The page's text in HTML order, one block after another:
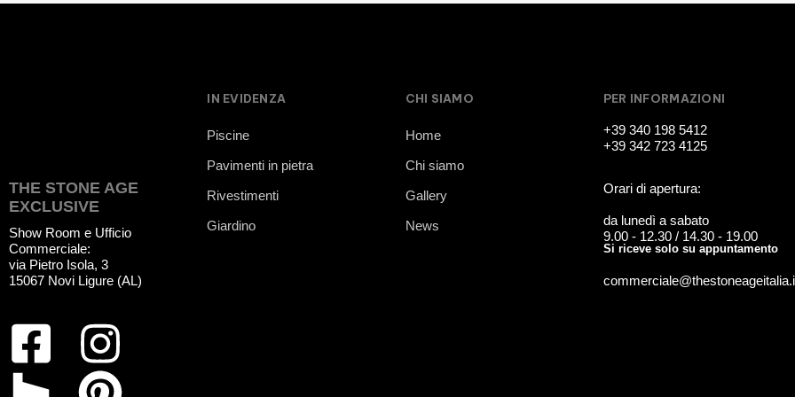
THE STONE AGE
EXCLUSIVE
Show Room e Ufficio
Commerciale:
via Pietro Isola, 3
15067 Novi Ligure (AL)
IN EVIDENZA
Piscine
Pavimenti in pietra
Rivestimenti
Giardino
CHI SIAMO
Home
Chi siamo
Gallery
News
PER INFORMAZIONI
+39 340 198 5412
+39 342 723 4125
Orari di apertura:
da lunedì a sabato
9.00 - 12.30 / 14.30 - 19.00
Si riceve solo su appuntamento